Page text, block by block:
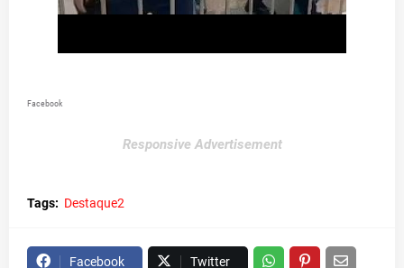
Facebook
Responsive Advertisement
Tags: Destaque2
Facebook Twitter